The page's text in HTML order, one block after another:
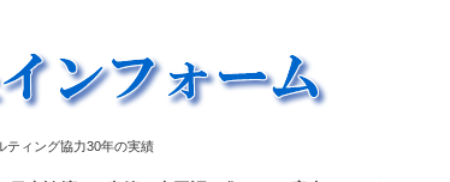
ティング協力30年の実績